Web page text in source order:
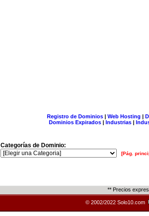
Registro de Dominios| Web Hosting |
Dominios Expirados | Industrias |
Categorías de Dominio:
[Pág.
** Precios
© 2002/2022 Solo10.com